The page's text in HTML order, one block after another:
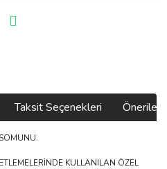
Taksit Seçenekleri
KULLANILAN ÖZEL